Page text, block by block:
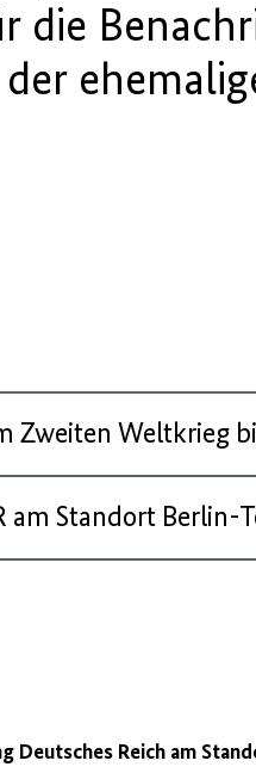
die
Zweiten Weltkrieg
am Standort Berlin-
Deutsches Reich am